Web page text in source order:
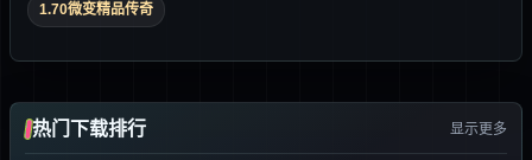
1.70微变精品传奇
热门下载排行 显示更多